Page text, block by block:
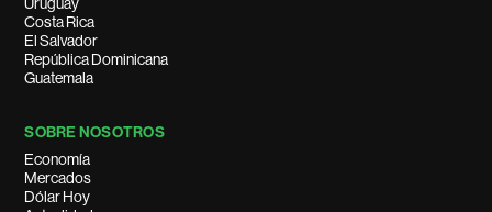
Costa Rica
El Salvador
República Dominicana
Guatemala
SOBRE NOSOTROS
Economía
Mercados
Dólar Hoy